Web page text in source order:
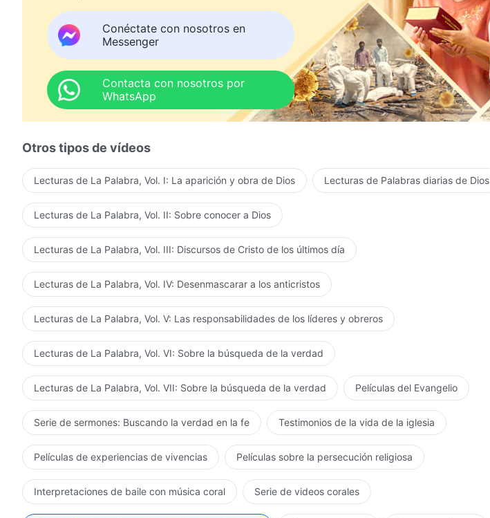
Conéctate con nosotros en
Messenger
Contacta con nosotros por
WhatsApp
Otros tipos de vídeos
Lecturas de La Palabra, Vol. I: La aparición y obra de Dios Lecturas de Palabras diarias de Dios
Lecturas de La Palabra, Vol. II: Sobre conocer a Dios
Lecturas de La Palabra, Vol. III: Discursos de Cristo de los últimos día
Lecturas de La Palabra, Vol. IV: Desenmascarar a los anticristos
Lecturas de La Palabra, Vol. V: Las responsabilidades de los líderes y obreros
Lecturas de La Palabra, Vol. VI: Sobre la búsqueda de la verdad
Lecturas de La Palabra, Vol. VII: Sobre la búsqueda de la verdad Películas del Evangelio
Serie de sermones: Buscando la verdad en la fe Testimonios de la vida de la iglesia
Películas de experiencias de vivencias Películas sobre la persecución religiosa
Interpretaciones de baile con música coral Serie de videos corales